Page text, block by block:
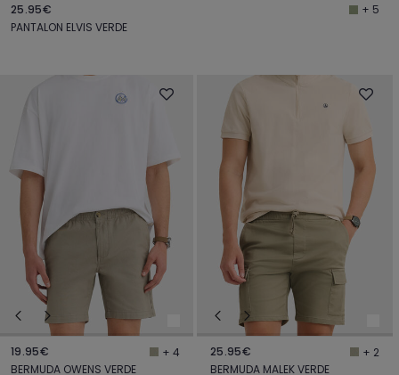
25.95€
+ 5
PANTALON ELVIS VERDE
19.95€
+ 4
BERMUDA OWENS VERDE
25.95€
+ 2
BERMUDA MALEK VERDE